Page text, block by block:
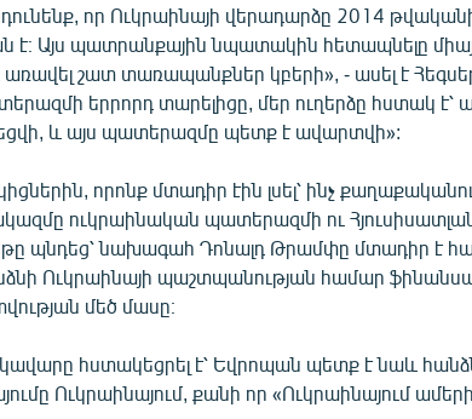
որ Ուկրաինայի վերադարձը 2014
է։ Այս պատրանքային նպատակին հետապնելը
շատ տառապանքներ կբերի», - ասել է
երրորդ տարելիցը, մեր ուղերձը հստակ է՝
և այս պատերազմը պետք է ավարտվի»:
որոնք մտադիր էին լսել՝ ինչ
ուկրաինական պատերազմի ու
պնդեց՝ նախագահ Դոնալդ Թրամփը մտադիր է
Ուկրաինայի պաշտպանության համար
մեծ մասը։
հստակեցրել է՝ Եվրոպան պետք է նաև
Ուկրաինայում, քանի որ «Ուկրաինայում